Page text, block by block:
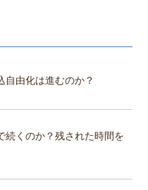
自由化は進むのか？
続くのか？残された時間を